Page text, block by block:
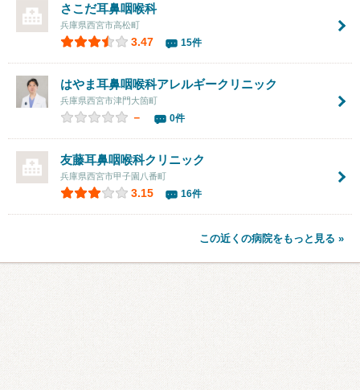
さこだ耳鼻咽喉科
兵庫県西宮市高松町
3.47 15件
はやま耳鼻咽喉科アレルギークリニック
兵庫県西宮市津門大箇町
－ 0件
友藤耳鼻咽喉科クリニック
兵庫県西宮市甲子園八番町
3.15 16件
この近くの病院をもっと見る »